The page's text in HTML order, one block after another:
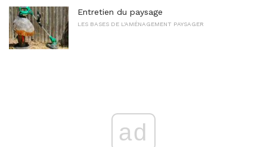
Entretien du paysage
LES BASES DE L'AMÉNAGEMENT PAYSAGER
ad